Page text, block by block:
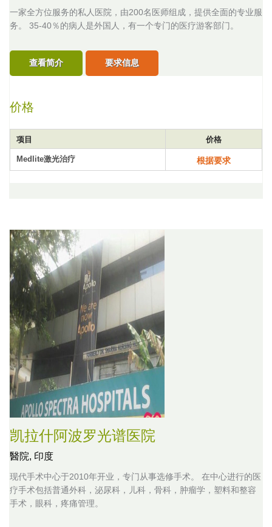
一家全方位服务的私人医院，由200名医师组成，提供全面的专业服
务。 35-40％的病人是外国人，有一个专门的医疗游客部门。
查看简介 要求信息
价格
项目 价格
Medlite激光治疗 根据要求
凯拉什阿波罗光谱医院
醫院, 印度
现代手术中心于2010年开业，专门从事选修手术。 在中心进行的医
疗手术包括普通外科，泌尿科，儿科，骨科，肿瘤学，塑料和整容
手术，眼科，疼痛管理。